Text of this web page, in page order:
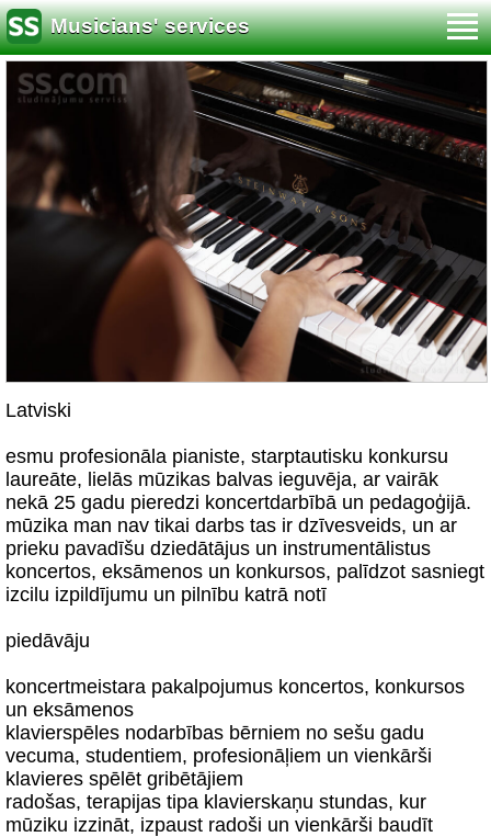
Musicians' services
Latviski
esmu profesionāla pianiste, starptautisku konkursu
laureāte, lielās mūzikas balvas ieguvēja, ar vairāk
nekā 25 gadu pieredzi koncertdarbībā un pedagoģijā.
mūzika man nav tikai darbs tas ir dzīvesveids, un ar
prieku pavadīšu dziedātājus un instrumentālistus
koncertos, eksāmenos un konkursos, palīdzot sasniegt
izcilu izpildījumu un pilnību katrā notī
piedāvāju
koncertmeistara pakalpojumus koncertos, konkursos
un eksāmenos
klavierspēles nodarbības bērniem no sešu gadu
vecuma, studentiem, profesionāļiem un vienkārši
klavieres spēlēt gribētājiem
radošas, terapijas tipa klavierskaņu stundas, kur
mūziku izzināt, izpaust radoši un vienkārši baudīt